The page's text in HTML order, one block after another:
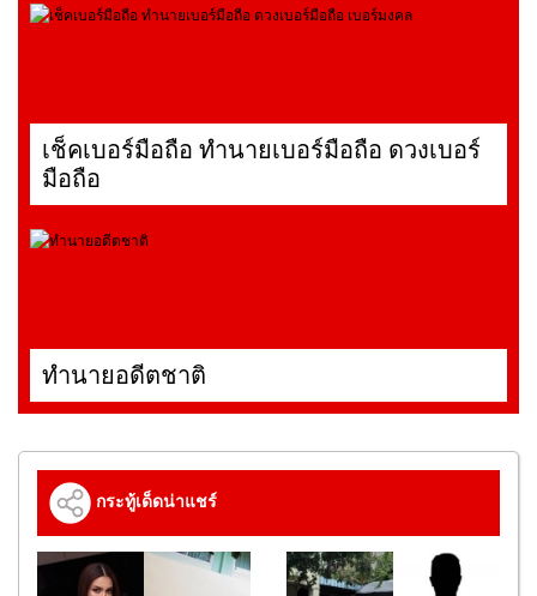
เช็คเบอร์มือถือ ทำนายเบอร์มือถือ ดวงเบอร์
มือถือ
ทำนายอดีตชาติ
กระทู้เด็ดน่าแชร์